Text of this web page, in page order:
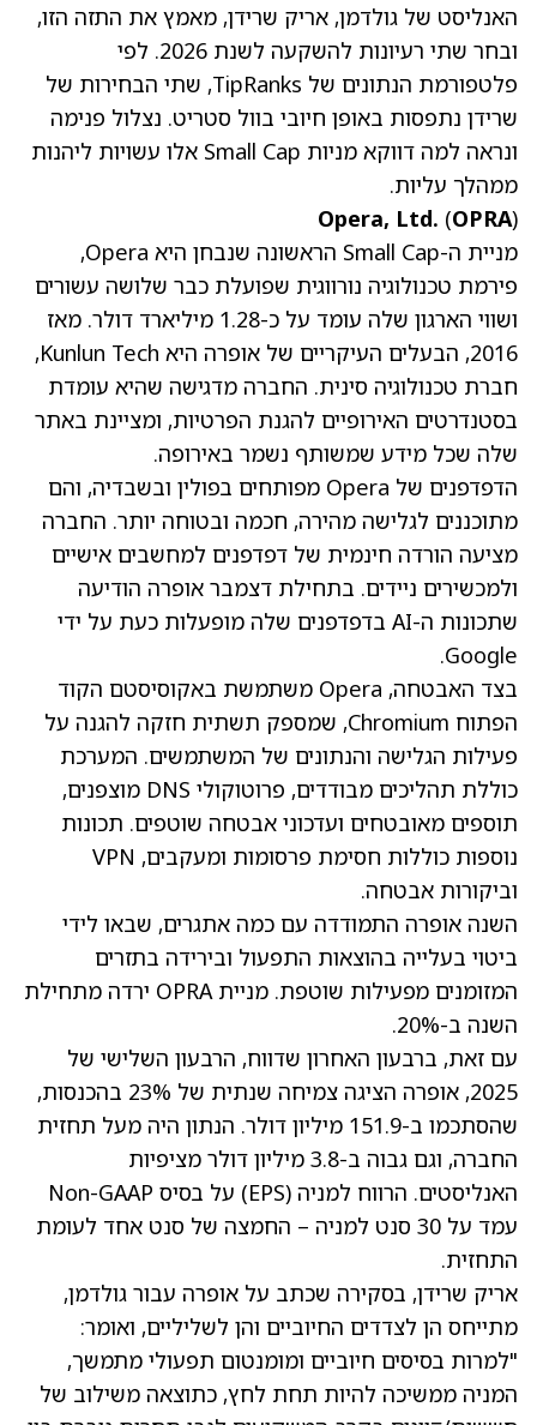
האנליסט של גולדמן, אריק שרידן, מאמץ את התזה הזו,
ובחר שתי רעיונות להשקעה לשנת 2026. לפי
פלטפורמת הנתונים של TipRanks, שתי הבחירות של
שרידן נתפסות באופן חיובי בוול סטריט. נצלול פנימה
ונראה למה דווקא מניות Small Cap אלו עשויות ליהנות
ממהלך עליות.
Opera, Ltd. (OPRA)
מניית ה-Small Cap הראשונה שנבחן היא Opera,
פירמת טכנולוגיה נורווגית שפועלת כבר שלושה עשורים
ושווי הארגון שלה עומד על כ-1.28 מיליארד דולר. מאז
2016, הבעלים העיקריים של אופרה היא Kunlun Tech,
חברת טכנולוגיה סינית. החברה מדגישה שהיא עומדת
בסטנדרטים האירופיים להגנת הפרטיות, ומציינת באתר
שלה שכל מידע שמשותף נשמר באירופה.
הדפדפנים של Opera מפותחים בפולין ובשבדיה, והם
מתוכננים לגלישה מהירה, חכמה ובטוחה יותר. החברה
מציעה הורדה חינמית של דפדפנים למחשבים אישיים
ולמכשירים ניידים. בתחילת דצמבר אופרה הודיעה
שתכונות ה-AI בדפדפנים שלה מופעלות כעת על ידי
Google.
בצד האבטחה, Opera משתמשת באקוסיסטם הקוד
הפתוח Chromium, שמספק תשתית חזקה להגנה על
פעילות הגלישה והנתונים של המשתמשים. המערכת
כוללת תהליכים מבודדים, פרוטוקולי DNS מוצפנים,
תוספים מאובטחים ועדכוני אבטחה שוטפים. תכונות
נוספות כוללות חסימת פרסומות ומעקבים, VPN
וביקורות אבטחה.
השנה אופרה התמודדה עם כמה אתגרים, שבאו לידי
ביטוי בעלייה בהוצאות התפעול ובירידה בתזרים
המזומנים מפעילות שוטפת. מניית OPRA ירדה מתחילת
השנה ב-20%.
עם זאת, ברבעון האחרון שדווח, הרבעון השלישי של
2025, אופרה הציגה צמיחה שנתית של 23% בהכנסות,
שהסתכמו ב-151.9 מיליון דולר. הנתון היה מעל תחזית
החברה, וגם גבוה ב-3.8 מיליון דולר מציפיות
האנליסטים. הרווח למניה (EPS) על בסיס Non-GAAP
עמד על 30 סנט למניה – החמצה של סנט אחד לעומת
התחזית.
אריק שרידן, בסקירה שכתב על אופרה עבור גולדמן,
מתייחס הן לצדדים החיוביים והן לשליליים, ואומר:
"למרות בסיסים חיוביים ומומנטום תפעולי מתמשך,
המניה ממשיכה להיות תחת לחץ, כתוצאה משילוב של